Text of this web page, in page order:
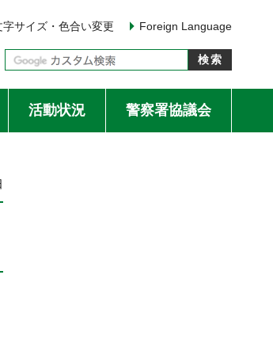
字サイズ・色合い変更 Foreign Language
活動状況 警察署協議会